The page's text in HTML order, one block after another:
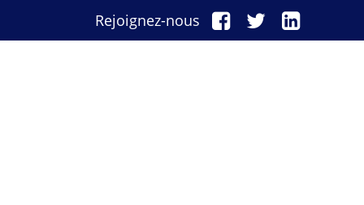
Rejoignez-nous